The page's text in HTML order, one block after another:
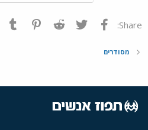
Share: פייסבוק Twitter
Reddit
מסודרים